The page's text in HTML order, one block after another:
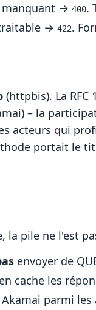
manquant → 400.
→ 422.
(httpbis). La RFC
– la
acteurs qui
portait le
la pile ne l'est
envoyer de
cache les
parmi